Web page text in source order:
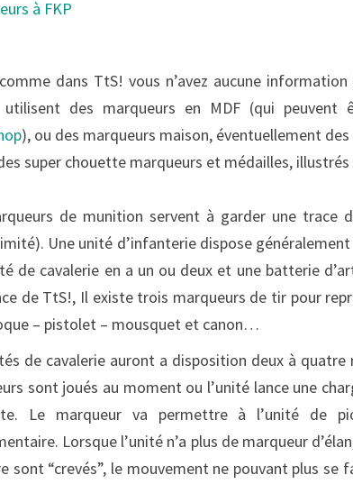
dans TtS! vous n’avez aucune
utilisent des marqueurs en MDF (qui
), ou des marqueurs maison, éventuellement des
super chouette marqueurs et médailles,
de munition servent à garder une trace
Une unité d’infanterie dispose généralement
de cavalerie en a un ou deux et une batterie
de TtS!, Il existe trois marqueurs de tir pour
– pistolet – mousquet et canon…
de cavalerie auront a disposition deux à quatre
sont joués au moment ou l’unité lance une
Le marqueur va permettre à l’unité de
Lorsque l’unité n’a plus de marqueur
sont “crevés”, le mouvement ne pouvant plus se